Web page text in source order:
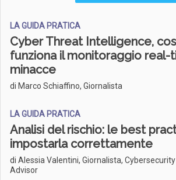
LA GUIDA PRATICA
Cyber Threat Intelligence,
funziona il monitoraggio real-
minacce
di Marco Schiaffino, Giornalista
LA GUIDA PRATICA
Analisi del rischio: le best
impostarla correttamente
di Alessia Valentini, Giornalista,
Advisor